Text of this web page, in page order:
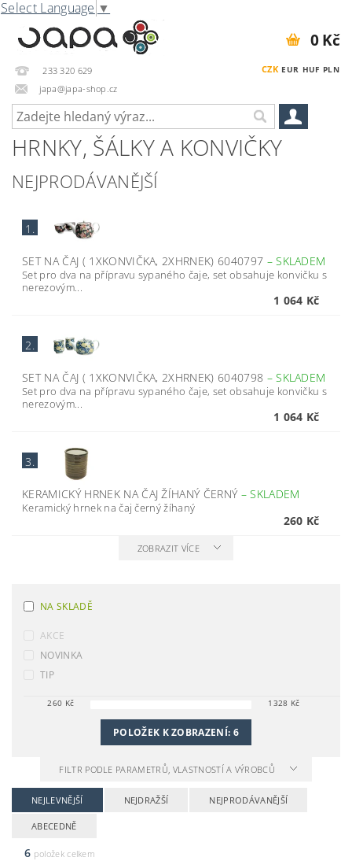
Select Language ▼
233 320 629
japa@japa-shop.cz
CZK EUR HUF PLN
0 Kč
HRNKY, ŠÁLKY A KONVIČKY
NEJPRODÁVANĚJŠÍ
1.
SET NA ČAJ ( 1XKONVIČKA, 2XHRNEK) 6040797 – SKLADEM
Set pro dva na přípravu sypaného čaje, set obsahuje konvičku s
nerezovým...
1 064 Kč
2.
SET NA ČAJ ( 1XKONVIČKA, 2XHRNEK) 6040798 – SKLADEM
Set pro dva na přípravu sypaného čaje, set obsahuje konvičku s
nerezovým...
1 064 Kč
3.
KERAMICKÝ HRNEK NA ČAJ ŽÍHANÝ ČERNÝ – SKLADEM
Keramický hrnek na čaj černý žíhaný
260 Kč
ZOBRAZIT VÍCE
NA SKLADĚ
AKCE
NOVINKA
TIP
260 Kč 1328 Kč
POLOŽEK K ZOBRAZENÍ: 6
FILTR PODLE PARAMETRŮ, VLASTNOSTÍ A VÝROBCŮ
NEJLEVNĚJŠÍ NEJDRAŽŠÍ NEJPRODÁVANĚJŠÍ
ABECEDNĚ
6 položek celkem